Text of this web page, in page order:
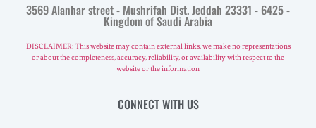
3569 Alanhar street - Mushrifah Dist. Jeddah 23331 - 6425 -
Kingdom of Saudi Arabia
DISCLAIMER: This website may contain external links, we make no representations
or about the completeness, accuracy, reliability, or availability with respect to the
website or the information
CONNECT WITH US